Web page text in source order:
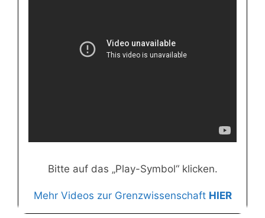
Bitte auf das „Play-Symbol“ klicken.
Mehr Videos zur Grenzwissenschaft HIER